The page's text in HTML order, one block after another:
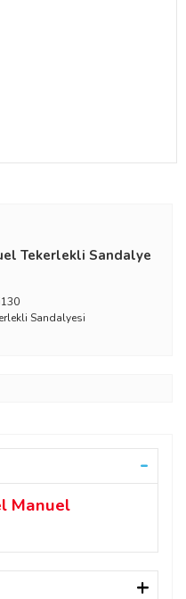
Tekerlekli Sandalye
Sandalyesi
Manuel